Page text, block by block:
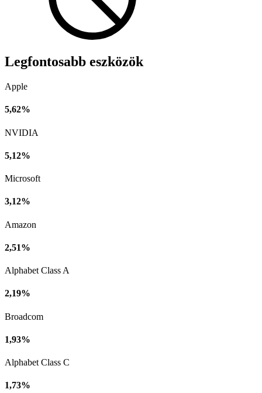
Legfontosabb eszközök
Apple
5,62%
NVIDIA
5,12%
Microsoft
3,12%
Amazon
2,51%
Alphabet Class A
2,19%
Broadcom
1,93%
Alphabet Class C
1,73%